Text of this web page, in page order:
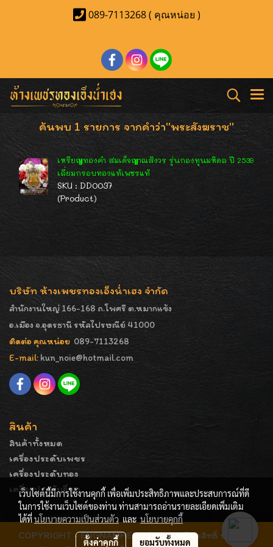
089-7113268 ( คุณหน่อย )
ค้นพบ 1 รายการ จากคำว่า"พระสังฆราช"
เหรียญทองคำ สมเด็จญาณสังวร รุ่นกองทุนมหิดล ปี 2539
เลี่ยมกรอบทองแท้เพชรแท้
SKU : DD0037
(Product)
บริษัท ห้างเพชรทองเอ็งน่ำเฮง จำกัด
สำนักงานใหญ่ 166-168 ถ.โพศรี ต.หมากแข้ง
อ.เมือง จ.อุดรธานี รหัสไปรษณีย์ 41000
ติดต่อ คุณหน่อย 089-7113268
E-mail: kun_noie@hotmail.com
สินค้า
สินค้าทั้งหมด
เครื่องประดับเพชร
เครื่องประดับทอง
เครื่องประดับอื่นๆ
COPYRIGHT - ENGNAMHENG | รูปภาพมีลิขสิทธิ์ ห้ามมิให้
เว็บไซต์นี้มีการใช้งานคุกกี้ เพื่อเพิ่มประสิทธิภาพและประสบการณ์ที่ดี
ในการใช้งานเว็บไซต์ของท่าน ท่านสามารถอ่านรายละเอียดเพิ่มเติม
ได้ที่นโยบายความเป็นส่วนตัว และ นโยบายคุกกี้
ตั้งค่าคุกกี้ ยอมรับทั้งหมด